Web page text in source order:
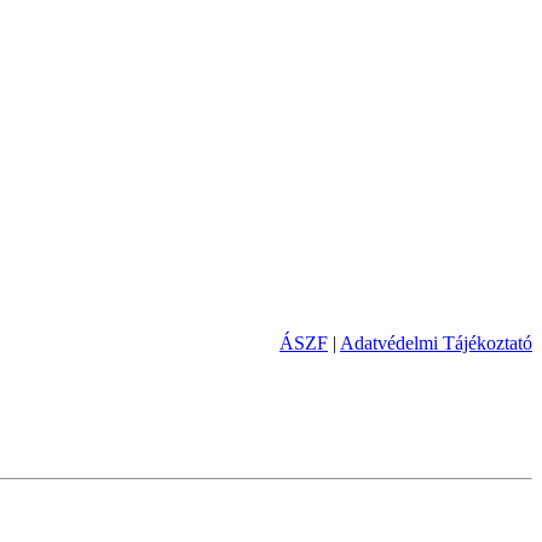
ÁSZF | Adatvédelmi Tájékoztató